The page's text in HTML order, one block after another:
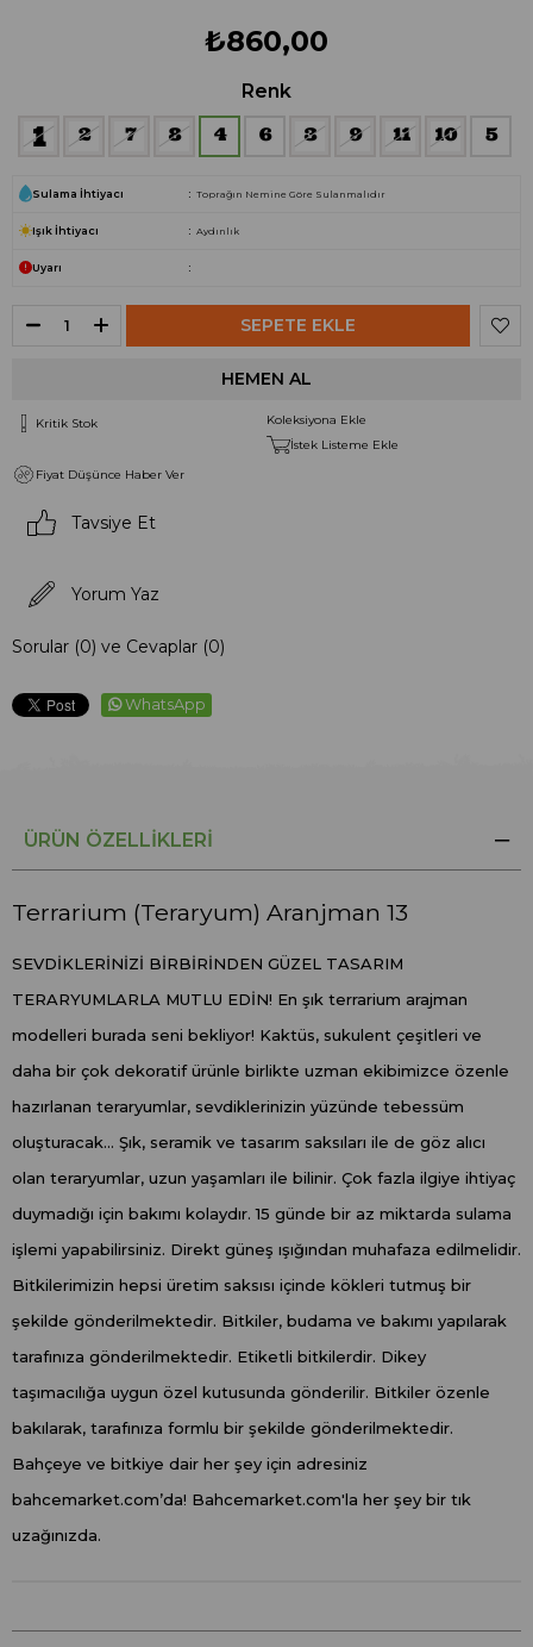
₺860,00
Renk
Sulama İhtiyacı Toprağın Nemine Göre Sulanmalıdır
Işık İhtiyacı Aydınlık
Uyarı
Kritik Stok
Koleksiyona Ekle
İstek Listeme Ekle
Fiyat Düşünce Haber Ver
Tavsiye Et
Yorum Yaz
Sorular (0) ve Cevaplar (0)
WhatsApp
ÜRÜN ÖZELLIKLERI
Terrarium (Teraryum) Aranjman 13
SEVDİKLERİNİZİ BİRBİRİNDEN GÜZEL TASARIM
TERARYUMLARLA MUTLU EDİN! En şık terrarium arajman
modelleri burada seni bekliyor! Kaktüs, sukulent çeşitleri ve
daha bir çok dekoratif ürünle birlikte uzman ekibimizce özenle
hazırlanan teraryumlar, sevdiklerinizin yüzünde tebessüm
oluşturacak... Şık, seramik ve tasarım saksıları ile de göz alıcı
olan teraryumlar, uzun yaşamları ile bilinir. Çok fazla ilgiye ihtiyaç
duymadığı için bakımı kolaydır. 15 günde bir az miktarda sulama
işlemi yapabilirsiniz. Direkt güneş ışığından muhafaza edilmelidir.
Bitkilerimizin hepsi üretim saksısı içinde kökleri tutmuş bir
şekilde gönderilmektedir. Bitkiler, budama ve bakımı yapılarak
tarafınıza gönderilmektedir. Etiketli bitkilerdir. Dikey
taşımacılığa uygun özel kutusunda gönderilir. Bitkiler özenle
bakılarak, tarafınıza formlu bir şekilde gönderilmektedir.
Bahçeye ve bitkiye dair her şey için adresiniz
bahcemarket.com’da! Bahcemarket.com'la her şey bir tık
uzağınızda.